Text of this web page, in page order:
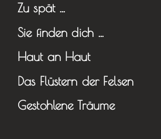
Zu spät …
Sie finden dich …
Haut an Haut
Das Flüstern der Felsen
Gestohlene Träume